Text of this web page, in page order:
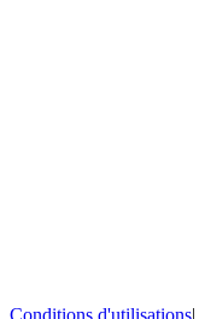
Conditions d'utilisations|